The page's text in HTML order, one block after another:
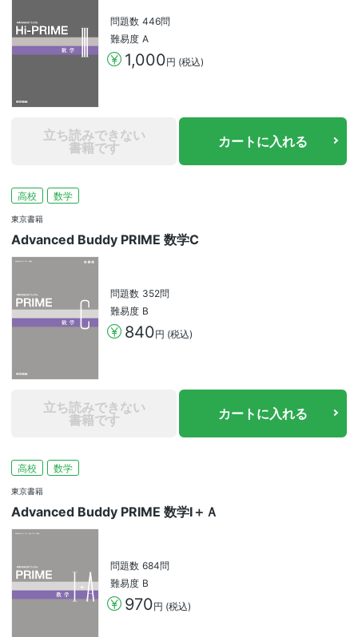
問題数 446問
難易度 A
1,000円 (税込)
立ち読みできない
書籍です
カートに入れる
高校 数学
東京書籍
Advanced Buddy PRIME 数学C
問題数 352問
難易度 B
840円 (税込)
立ち読みできない
書籍です
カートに入れる
高校 数学
東京書籍
Advanced Buddy PRIME 数学Ⅰ＋Ａ
問題数 684問
難易度 B
970円 (税込)